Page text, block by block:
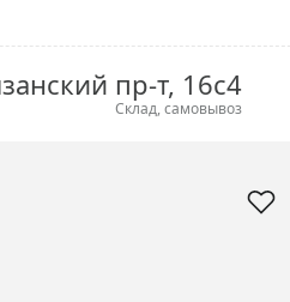
пр-т, 16с4
Склад, самовывоз